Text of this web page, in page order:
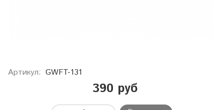
Артикул: GWFT-131
390 руб